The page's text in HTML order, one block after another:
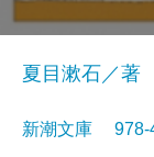
夏目漱石／著
新潮文庫